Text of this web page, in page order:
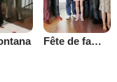
Fête de famille